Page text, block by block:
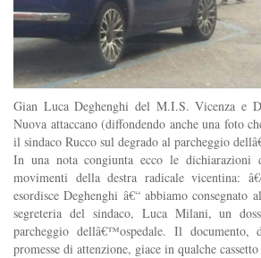
Gian Luca Deghenghi del M.I.S. Vicenza e
Nuova attaccano (diffondendo anche una foto
il sindaco Rucco sul degrado al parcheggio
In una nota congiunta ecco le dichiarazioni
movimenti della destra radicale vicentina:
esordisce Deghenghi â€“ abbiamo consegnato
segreteria del sindaco, Luca Milani, un
parcheggio dellâ€™ospedale. Il documento,
promesse di attenzione, giace in qualche